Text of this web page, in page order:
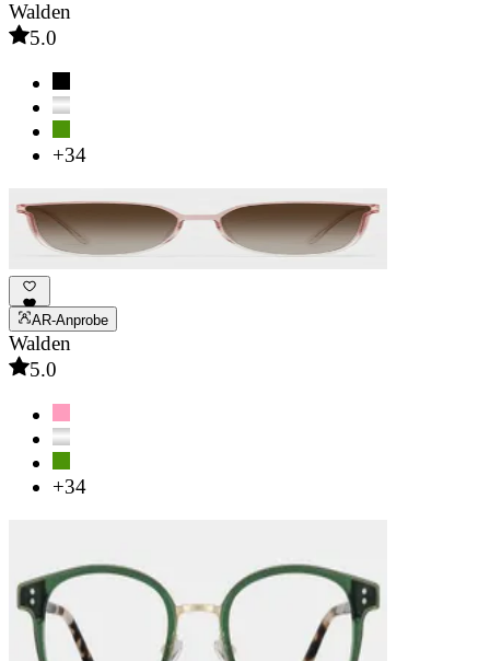
Walden
5.0
+34
AR-Anprobe
Walden
5.0
+34